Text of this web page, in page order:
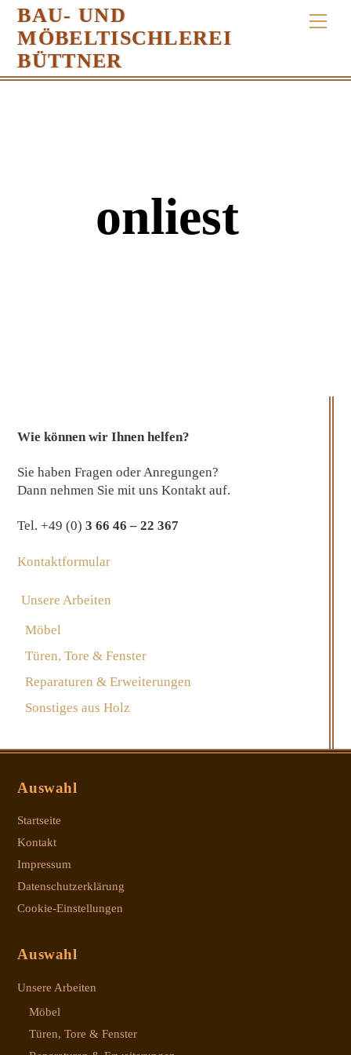
Skip
content
BAU- UND
MÖBELTISCHLEREI
BÜTTNER
onliest
Wie können wir Ihnen helfen?
Sie haben Fragen oder Anregungen?
Dann nehmen Sie mit uns Kontakt auf.
Tel. +49 (0)3 66 46 – 22 367
Kontaktformular
Unsere Arbeiten
Möbel
Türen, Tore & Fenster
Reparaturen & Erweiterungen
Sonstiges aus Holz
Auswahl
Startseite
Kontakt
Impressum
Datenschutzerklärung
Cookie-Einstellungen
Auswahl
Unsere Arbeiten
Möbel
Türen, Tore & Fenster